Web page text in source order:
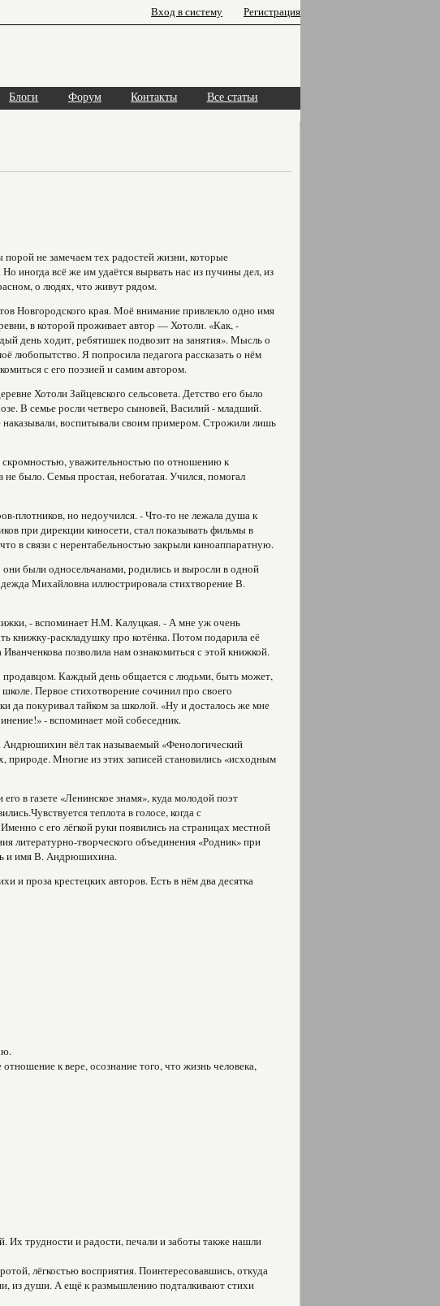
Вход в систему Регистрация
Блоги Форум Контакты Все статьи
не замечаем тех радостей жизни, которые
иногда всё же им удаётся вырвать нас из пучины дел, из
о людях, что живут рядом.
Новгородского края. Моё внимание привлекло одно имя
в которой проживает автор — Хотоли. «Как, -
день ходит, ребятишек подвозит на занятия». Мысль о
любопытство. Я попросила педагога рассказать о нём
с его поэзией и самим автором.
Хотоли Зайцевского сельсовета. Детство его было
В семье росли четверо сыновей, Василий - младший.
воспитывали своим примером. Строжили лишь
уважительностью по отношению к
было. Семья простая, небогатая. Учился, помогал
плотников, но недоучился. - Что-то не лежала душа к
при дирекции киносети, стал показывать фильмы в
в связи с нерентабельностью закрыли киноаппаратную.
были односельчанами, родились и выросли в одной
Михайловна иллюстрировала стихтворение В.
- вспоминает Н.М. Калуцкая. - А мне уж очень
книжку-раскладушку про котёнка. Потом подарила её
позволила нам ознакомиться с этой книжкой.
Каждый день общается с людьми, быть может,
Первое стихотворение сочинил про своего
да покуривал тайком за школой. «Ну и досталось же мне
- вспоминает мой собеседник.
Андрюшихин вёл так называемый «Фенологический
природе. Многие из этих записей становились «исходным
в газете «Ленинское знамя», куда молодой поэт
теплота в голосе, когда с
с его лёгкой руки появились на страницах местной
литературно-творческого объединения «Родник» при
и имя В. Андрюшихина.
и проза крестецких авторов. Есть в нём два десятка
к вере, осознание того, что жизнь человека,
Их трудности и радости, печали и заботы также нашли
лёгкостью восприя­тия. Поинтересовавшись, откуда
из души. А ещё к размышлению подталкивают стихи